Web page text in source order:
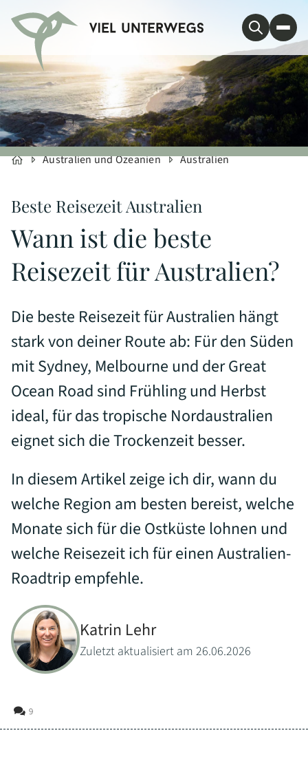
Australien und Ozeanien Australien
Beste Reisezeit Australien
Wann ist die beste
Reisezeit für Australien?
Die beste Reisezeit für Australien hängt
stark von deiner Route ab: Für den Süden
mit Sydney, Melbourne und der Great
Ocean Road sind Frühling und Herbst
ideal, für das tropische Nordaustralien
eignet sich die Trockenzeit besser.
In diesem Artikel zeige ich dir, wann du
welche Region am besten bereist, welche
Monate sich für die Ostküste lohnen und
welche Reisezeit ich für einen Australien-
Roadtrip empfehle.
Katrin Lehr
Zuletzt aktualisiert am 26.06.2026
9